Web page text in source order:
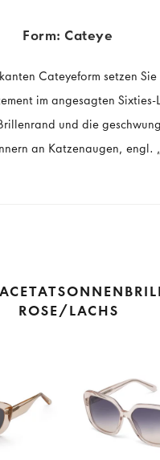
Form: Cateye
Cateyeform setzen Sie
im angesagten Sixties-
und die
an Katzenaugen, engl.
ROSE/LACHS